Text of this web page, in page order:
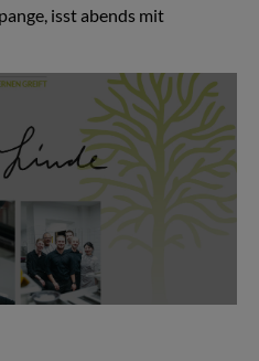
isst abends mit